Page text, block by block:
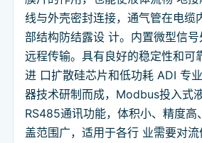
线与外壳密封连接，通气管在电缆
部结构防结露设 计。内置微型信
远程传输。具有良好的稳定性和可
进 口扩散硅芯片和低功耗 ADI 专
器技术研制而成，Modbus投入式
RS485通讯功能，体积小、精度高
盖范围广，适用于各行 业需要对